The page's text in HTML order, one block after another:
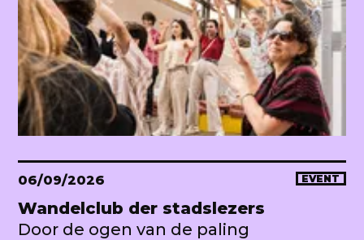
06/09/2026 EVENT
Wandelclub der stadslezers
Door de ogen van de paling